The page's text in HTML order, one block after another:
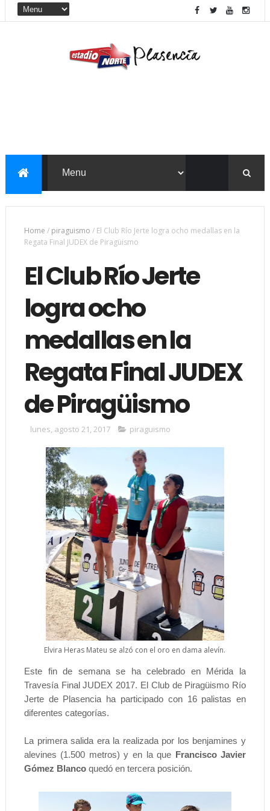
Home / piraguismo / El Club Río Jerte logra ocho medallas en la
Regata Final JUDEX de Piragüismo
El Club Río Jerte
logra ocho
medallas en la
Regata Final JUDEX
de Piragüismo
lunes, agosto 21, 2017 piraguismo
Elvira Heras Mateu se alzó con el oro en dama alevín.
Este fin de semana se ha celebrado en Mérida la
Travesía Final JUDEX 2017. El Club de Piragüismo Río
Jerte de Plasencia ha participado con 16 palistas en
diferentes categorías.
La primera salida era la realizada por los benjamines y
alevines (1.500 metros) y en la que Francisco Javier
Gómez Blancoquedó en tercera posición.